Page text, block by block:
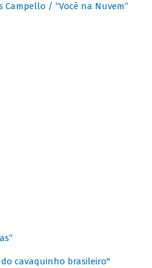
Campello / “Você na Nuvem”
cavaquinho brasileiro"